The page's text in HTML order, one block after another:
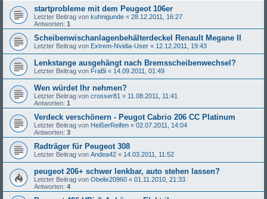
startprobleme mit dem Peugeot 106er
Letzter Beitrag von kuhnigunde « 28.12.2011, 16:27
Antworten: 1
Scheibenwischanlagenbehälterdeckel Renault Megane II
Letzter Beitrag von Extrem-Nvidia-User « 12.12.2011, 19:43
Lenkstange ausgehängt nach Bremsscheibenwechsel?
Letzter Beitrag von FraBi « 14.09.2011, 01:49
Wen würdet Ihr nehmen?
Letzter Beitrag von crosser81 « 11.08.2011, 11:41
Antworten: 1
Verdeck verschönern - Peugot Cabrio 206 CC Platinum
Letzter Beitrag von HeißerReifen « 02.07.2011, 14:04
Antworten: 3
Radträger für Peugeot 308
Letzter Beitrag von Andea42 « 14.03.2011, 11:52
peugeot 206+ schwer lenkbar, auto stehen lassen?
Letzter Beitrag von Obelix20960 « 01.11.2010, 21:33
Antworten: 4